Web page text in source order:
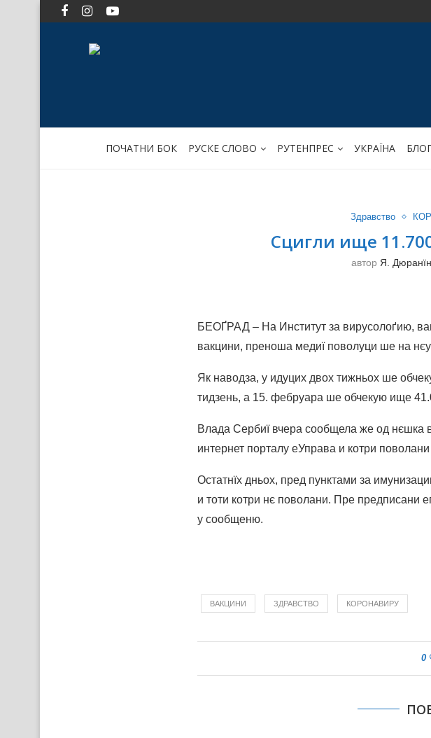
ПОЧАТНИ БОК РУСКЕ СЛОВО РУТЕНПРЕС УКРАЇНА
Здравство
Сцигли ище
автор Я.
БЕОҐРАД – На Институт за вирусолоґию,
вакцини, преноша медиї поволуци ше на
Як наводза, у идуцих двох тижньох ше
тидзень, а 15. фебруара ше обчекую ище
Влада Сербиї вчера сообщела же од нєшка
интернет порталу еУправа и котри
Остатнїх дньох, пред пунктами за
и тоти котри нє поволани. Пре
у сообщеню.
ВАКЦИНИ ЗДРАВСТВО КОРОНАВИРУ
0